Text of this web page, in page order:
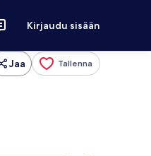
Kirjaudu sisään
Jaa Tallenna